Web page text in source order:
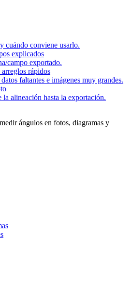
cuándo conviene usarlo.
explicados
campo exportado.
rápidos
faltantes e imágenes muy grandes.
la alineación hasta la exportación.
ángulos en fotos, diagramas y